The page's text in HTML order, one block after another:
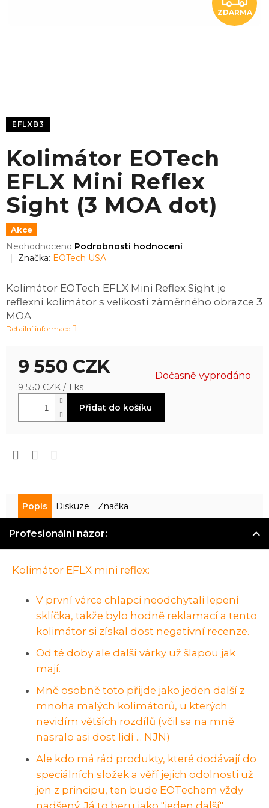
D
ZDARMA
Kolimátor EOTech
EFLX Mini Reflex
Sight (3 MOA dot)
EFLXB3
Akce
Průměrné
hodnocení
0,0
z
5
hvězdiček.
Neohodnoceno Podrobnosti hodnocení
Značka: EOTech USA
9 550 CZK
Měrná
9 550 CZK / 1 ks
Dočasně vyprodáno
Přidat do košíku
Kolimátor EOTech EFLX Mini Reflex Sight je
reflexní kolimátor s velikostí záměrného obrazce 3
MOA
Detailní informace
Popis Diskuze Značka
Profesionální názor:
Kolimátor EFLX mini reflex:
V první várce chlapci neodchytali lepení
sklíčka, takže bylo hodně reklamací a tento
kolimátor si získal dost negativní recenze.
Od té doby ale další várky už šlapou jak
mají.
Mně osobně toto přijde jako jeden další z
mnoha malých kolimátorů, u kterých
nevidím větších rozdílů (včil sa na mně
nasralo asi dost lidí ... NJN)
Ale kdo má rád produkty, které dodávají do
speciálních složek a věří jejich odolnosti už
jen z principu, ten bude EOTechem vždy
nadšený. Já to beru jako "jeden další".